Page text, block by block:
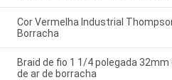
Cor Vermelha Industrial
Borracha
Braid de fio 1 1/4 polegada
de ar de borracha